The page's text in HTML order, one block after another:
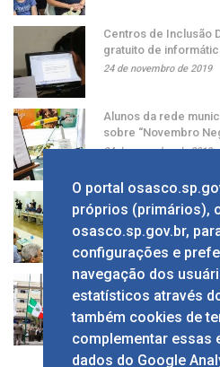
Centros de Inclusão
gratuito de
24 de novembro de 2019
Alunos da rede
sobre “Novembro
24 de novembro de 2019
Grupo apresenta ao
única de ISS
24 de novembro de 2019
Solenidade em
no Calçadão
24 de novembro de 2019
O portal
próprios (primários),
osasco.sp.gov.br,
configurações e
navegação dos
estatísticos através
também cookies de
complementar essas
dados do Google